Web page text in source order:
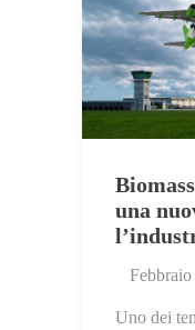
una
Uno dei